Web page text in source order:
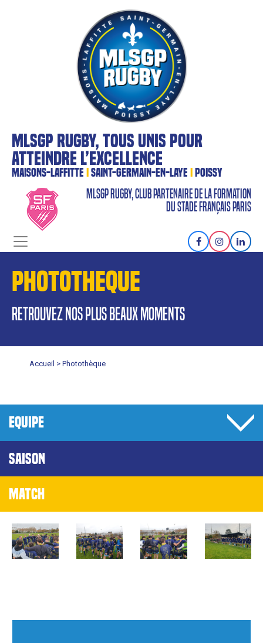
MLSGP RUGBY, TOUS UNIS POUR
ATTEINDRE L’EXCELLENCE
MAISONS-LAFFITTE SAINT-GERMAIN-EN-LAYE POISSY
MLSGP RUGBY, CLUB PARTENAIRE DE LA FORMATION
DU STADE FRANÇAIS PARIS
PHOTOTHEQUE
retrouvez nos plus beaux moments
Accueil > Photothèque
EQUIPE
SAISON
MATCH